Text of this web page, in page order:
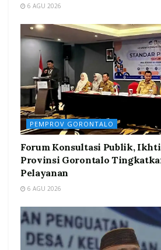
6 AGU 2026
PEMPROV GORONTALO
Forum Konsultasi Publik,
Provinsi Gorontalo
Pelayanan
6 AGU 2026